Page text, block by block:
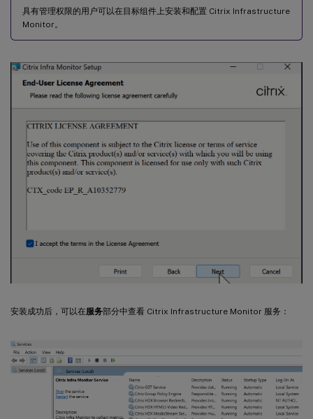
具有管理权限的用户可以在目标组件上安装和配置 Citrix Infrastructure
Monitor。
安装成功后，可以在服务部分中查看 Citrix Infrastructure Monitor 服务：